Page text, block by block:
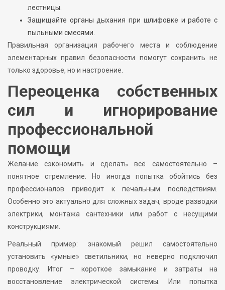
лестницы.
Защищайте органы дыхания при шлифовке и работе с
пыльными смесями.
Правильная организация рабочего места и соблюдение
элементарных правил безопасности помогут сохранить не
только здоровье, но и настроение.
Переоценка собственных
сил и игнорирование
профессиональной
помощи
Желание сэкономить и сделать всё самостоятельно –
понятное стремление. Но иногда попытка обойтись без
профессионалов приводит к печальным последствиям.
Особенно это актуально для сложных задач, вроде разводки
электрики, монтажа сантехники или работ с несущими
конструкциями.
Реальный пример: знакомый решил самостоятельно
установить «умные» светильники, но неверно подключил
проводку. Итог – короткое замыкание и затраты на
восстановление электрической системы. Или попытка